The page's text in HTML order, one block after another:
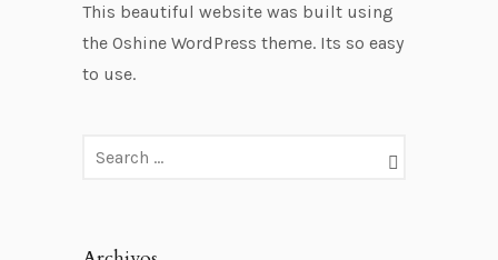
This beautiful website was built using
the Oshine WordPress theme. Its so easy
to use.